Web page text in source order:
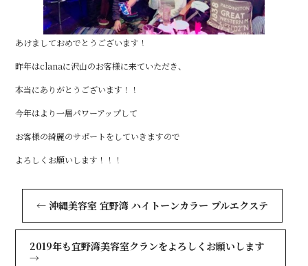
あけましておめでとうございます！
昨年はclanaに沢山のお客様に来ていただき、
本当にありがとうございます！！
今年はより一層パワーアップして
お客様の綺麗のサポートをしていきますので
よろしくお願いします！！！
← 沖縄美容室 宜野湾 ハイトーンカラー プルエクステ
2019年も宜野湾美容室クランをよろしくお願いします
→